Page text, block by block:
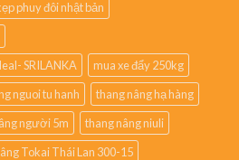
phuy đôi nhật bản
SRILANKA
mua xe đẩy 250kg
nguoi tu hanh
thang nâng hạ hàng
người 5m
thang nâng niuli
Tokai Thái Lan 300-15